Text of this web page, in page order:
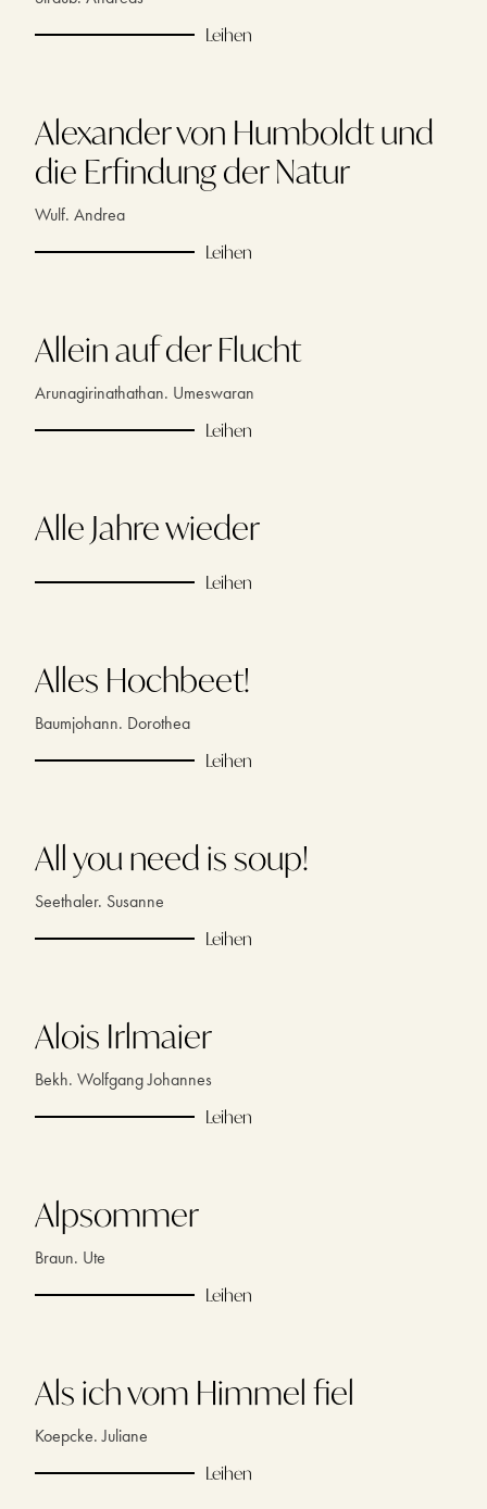
Leihen
Alexander von Humboldt und
die Erfindung der Natur
Wulf. Andrea
Leihen
Allein auf der Flucht
Arunagirinathathan. Umeswaran
Leihen
Alle Jahre wieder
Leihen
Alles Hochbeet!
Baumjohann. Dorothea
Leihen
All you need is soup!
Seethaler. Susanne
Leihen
Alois Irlmaier
Bekh. Wolfgang Johannes
Leihen
Alpsommer
Braun. Ute
Leihen
Als ich vom Himmel fiel
Koepcke. Juliane
Leihen